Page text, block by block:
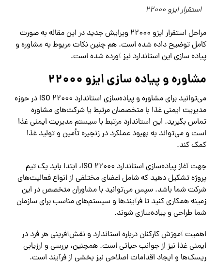
استقرار ایزو 22000
مراحل استقرار ایزو 22000 ویرایش جدید در این مقاله به صورت
کامل توضیح داده شده است. هم چنین نکات مربوط به مشاوره و
پیاده سازی این استاندارد نیز آورده شده است.
مشاوره و پیاده سازی ایزو 22000
می‌توانید برای مشاوره و پیاده‌سازی استاندارد ISO 22000 در حوزه
مدیریت ایمنی غذا با متخصصان مرتبط یا شرکت‌های مشاوره
تماس بگیرید. این استاندارد مرتبط با سیستم مدیریت ایمنی غذا
است و می‌تواند به بهبود عملکرد در زنجیره تأمین و تولید غذا
کمک کند.
جهت آغاز پیاده‌سازی استاندارد ISO 22000، ابتدا باید یک تیم
پروژه تشکیل دهید که شامل اعضای مختلفی از انواع فعالیت‌های
شرکت شما باشد. سپس می‌توانید با مشاوران متخصص در این
زمینه همکاری کنید تا فرآیندها و سیستم‌های مناسب برای سازمان
شما طراحی و پیاده‌سازی شوند.
اهمیت آموزش کارکنان درباره استاندارد و نقش‌آفرینی هر فرد در
ایمنی غذا نیز از جوانب حیاتی است. همچنین، بررسی و ارزیابی
ریسک‌ها و ایجاد اقدامات اصلاحی نیز بخشی از فرآیند است.